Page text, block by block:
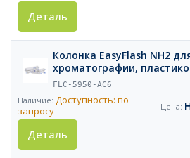
Деталь
Колонка EasyFlash NH2
хроматографии,
120 г, 1 шт.
FLC-5950-AC6
Доступность: по
запросу
Деталь